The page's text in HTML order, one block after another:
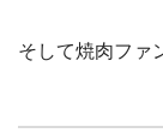
そして焼肉ファ